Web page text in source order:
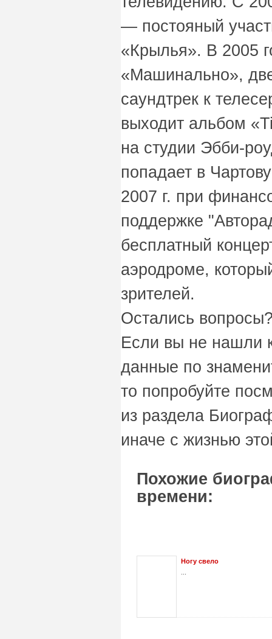
— постояный
«Крылья». В 2005
«Машинально»,
саундтрек к
выходит альбом
на студии Эбби-
попадает в
2007 г. при
поддержке
бесплатный
аэродроме,
зрителей.
Остались
Если вы не нашли
данные по
то попробуйте
из раздела
иначе с жизнью
Похожие
времени:
Ногу свело